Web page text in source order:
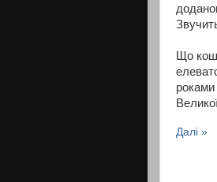
Що
роками
Далі »